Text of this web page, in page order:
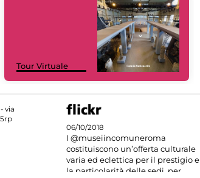
Tour Virtuale
06/10/2018
I @museiincomuneroma
costituiscono un’offerta culturale
varia ed eclettica per il prestigio e
la particolarità delle sedi, per